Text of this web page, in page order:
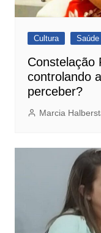
Cultura Saúde
Constelação
controlando
perceber?
Marcia